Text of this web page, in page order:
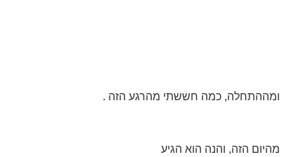
ומההתחלה, כמה חששתי מהרגע הזה .
מהיום הזה, והנה הוא הגיע